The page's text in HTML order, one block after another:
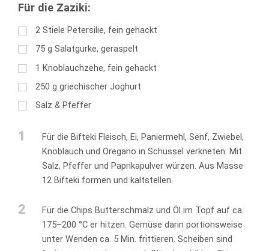
Für die Zaziki:
2 Stiele Petersilie, fein gehackt
75 g Salatgurke, geraspelt
1 Knoblauchzehe, fein gehackt
250 g griechischer Joghurt
Salz & Pfeffer
1
Für die Bifteki Fleisch, Ei, Paniermehl, Senf, Zwiebel,
Knoblauch und Oregano in Schüssel verkneten. Mit
Salz, Pfeffer und Paprikapulver würzen. Aus Masse
12 Bifteki formen und kaltstellen.
2
Für die Chips Butterschmalz und Öl im Topf auf ca.
175–200 °C er hitzen. Gemüse darin portionsweise
unter Wenden ca. 5 Min. frittieren. Scheiben sind